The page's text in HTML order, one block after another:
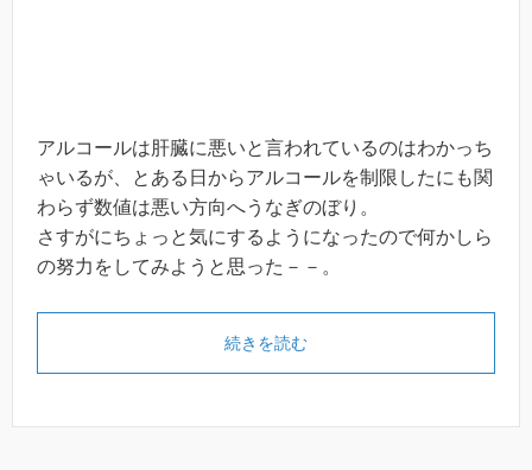
アルコールは肝臓に悪いと言われているのはわかっち
ゃいるが、とある日からアルコールを制限したにも関
わらず数値は悪い方向へうなぎのぼり。
さすがにちょっと気にするようになったので何かしら
の努力をしてみようと思った－－。
続きを読む